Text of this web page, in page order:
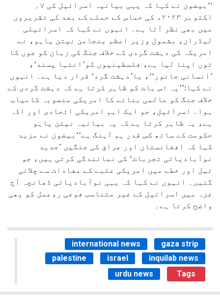
اکتوبر ۲۰۲۳ء کی حماس کے حملے کے بعد کی تقریروں
میں بھی نظر آتا ہے۔ انہوں نے کہا کہ اسرائیلی
لیڈران، بشمول وزیر اعظم بنجامن نیتن یاہو، نے
امریکہ کی دہشت گردی کے خلاف جنگ کی زبان کو جوں کا
توں اپنا لیا ہے، فلسطینیوں کو’انتہا پسند‘،
’انسانی جانور‘‘، یا’دہشت گرد‘ قرار دیا ہے۔ انہوں
نے کہا:’’یہ اس بات کو ظاہر کرتا ہے کہ دہشت گردی کے
خلاف جنگ کو عالمی بنانے کا امریکی منصوبہ کامیاب
ہوا۔ اسرائیل، جو ایک اہم امریکی اتحادی اور اڈہ
ہے، یہ ظاہر کرتا ہے کہ یہ بیانیہ نیتن یاہو
حکومت کے ساتھ کس قدر ہم آہنگ ہے‘‘بیضون نے مزید
کہا کہ افغانستان اور عراق کی جنگیں ’جدید
نوآبادیاتی تجربات‘ کی نمائندگی کرتی ہیں، جو
تیل اور خطے میں امریکی غلبے کے مفادات سے چلائی
گئیں۔ انہوں نے کہا کہ یہی نوآبادیاتی ڈھانچہ آج
غزہ میں اسرائیل کے غیر متناسب فوجی ردِعمل کو بھی
واضح کرتا ہے۔
international news
gaza strip
palestine
israel
inquilab news
urdu news
Tags